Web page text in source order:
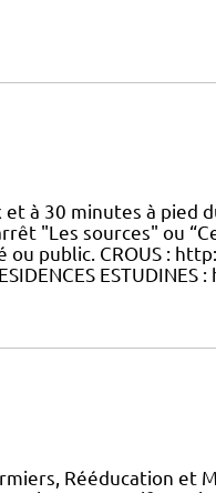
à 30 minutes à pied
"Les sources" ou
public. CROUS :
Rééducation et